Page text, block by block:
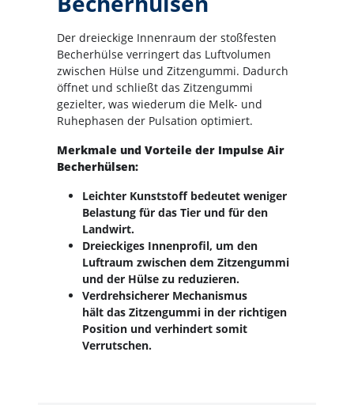
Der dreieckige Innenraum der stoßfesten
Becherhülse verringert das Luftvolumen
zwischen Hülse und Zitzengummi. Dadurch
öffnet und schließt das Zitzengummi
gezielter, was wiederum die Melk- und
Ruhephasen der Pulsation optimiert.
Merkmale und Vorteile der Impulse Air
Becherhülsen:
Leichter Kunststoff bedeutet weniger
Belastung für das Tier und für den
Landwirt.
Dreieckiges Innenprofil, um den
Luftraum zwischen dem Zitzengummi
und der Hülse zu reduzieren.
Verdrehsicherer Mechanismus
hält das Zitzengummi in der richtigen
Position und verhindert somit
Verrutschen.